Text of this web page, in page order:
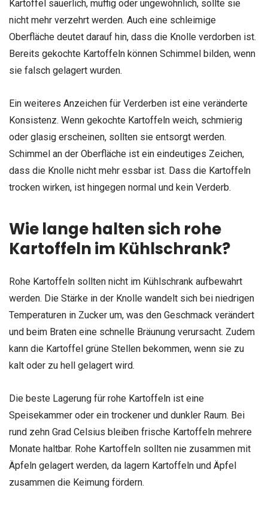
Kartoffel säuerlich, muffig oder ungewöhnlich, sollte sie
nicht mehr verzehrt werden. Auch eine schleimige
Oberfläche deutet darauf hin, dass die Knolle verdorben ist.
Bereits gekochte Kartoffeln können Schimmel bilden, wenn
sie falsch gelagert wurden.
Ein weiteres Anzeichen für Verderben ist eine veränderte
Konsistenz. Wenn gekochte Kartoffeln weich, schmierig
oder glasig erscheinen, sollten sie entsorgt werden.
Schimmel an der Oberfläche ist ein eindeutiges Zeichen,
dass die Knolle nicht mehr essbar ist. Dass die Kartoffeln
trocken wirken, ist hingegen normal und kein Verderb.
Wie lange halten sich rohe
Kartoffeln im Kühlschrank?
Rohe Kartoffeln sollten nicht im Kühlschrank aufbewahrt
werden. Die Stärke in der Knolle wandelt sich bei niedrigen
Temperaturen in Zucker um, was den Geschmack verändert
und beim Braten eine schnelle Bräunung verursacht. Zudem
kann die Kartoffel grüne Stellen bekommen, wenn sie zu
kalt oder zu hell gelagert wird.
Die beste Lagerung für rohe Kartoffeln ist eine
Speisekammer oder ein trockener und dunkler Raum. Bei
rund zehn Grad Celsius bleiben frische Kartoffeln mehrere
Monate haltbar. Rohe Kartoffeln sollten nie zusammen mit
Äpfeln gelagert werden, da lagern Kartoffeln und Äpfel
zusammen die Keimung fördern.